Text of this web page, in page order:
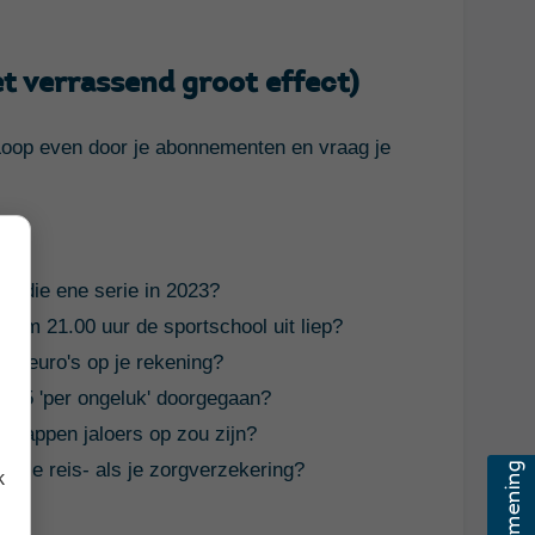
verrassend groot effect)
even door je abonnementen en vraag je
die ene serie in 2023?
om 21.00 uur de sportschool uit liep?
euro's op je rekening?
'per ongeluk' doorgegaan?
jaloers op zou zijn?
je reis- als je zorgverzekering?